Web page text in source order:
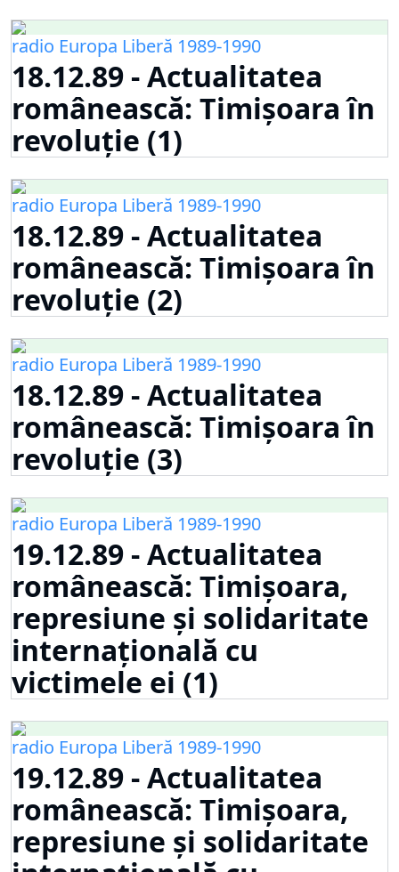
radio Europa Liberă 1989-1990
18.12.89 - Actualitatea
românească: Timișoara în
revoluție (1)
radio Europa Liberă 1989-1990
18.12.89 - Actualitatea
românească: Timișoara în
revoluție (2)
radio Europa Liberă 1989-1990
18.12.89 - Actualitatea
românească: Timișoara în
revoluție (3)
radio Europa Liberă 1989-1990
19.12.89 - Actualitatea
românească: Timișoara,
represiune și solidaritate
internațională cu
victimele ei (1)
radio Europa Liberă 1989-1990
19.12.89 - Actualitatea
românească: Timișoara,
represiune și solidaritate